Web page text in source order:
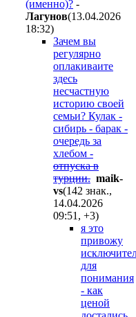
(именно)? -
Лaгyнoв(13.04.2026
18:32)
Зачем вы
регулярно
оплакиваите
здесь
несчастную
историю своей
семьи? Кулак -
сибирь - барак -
очередь за
хлебом -
отпуска в
турции. maik-
vs(142 знак.,
14.04.2026
09:51 , +3)
я это
привожу
для
понимания
- как
ценой